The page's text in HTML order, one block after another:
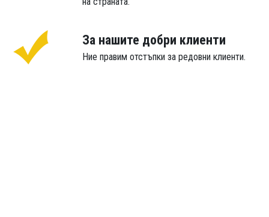
За нашите добри клиенти
Ние правим отстъпки за редовни клиенти.